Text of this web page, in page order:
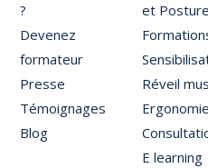
?
Devenez
formateur
Presse
Témoignages
Blog
et
Réveil
Ergonomie
E learning